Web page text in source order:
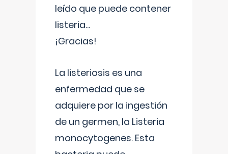
leído que puede contener
listeria...
¡Gracias!
La listeriosis es una
enfermedad que se
adquiere por la ingestión
de un germen, la Listeria
monocytogenes. Esta